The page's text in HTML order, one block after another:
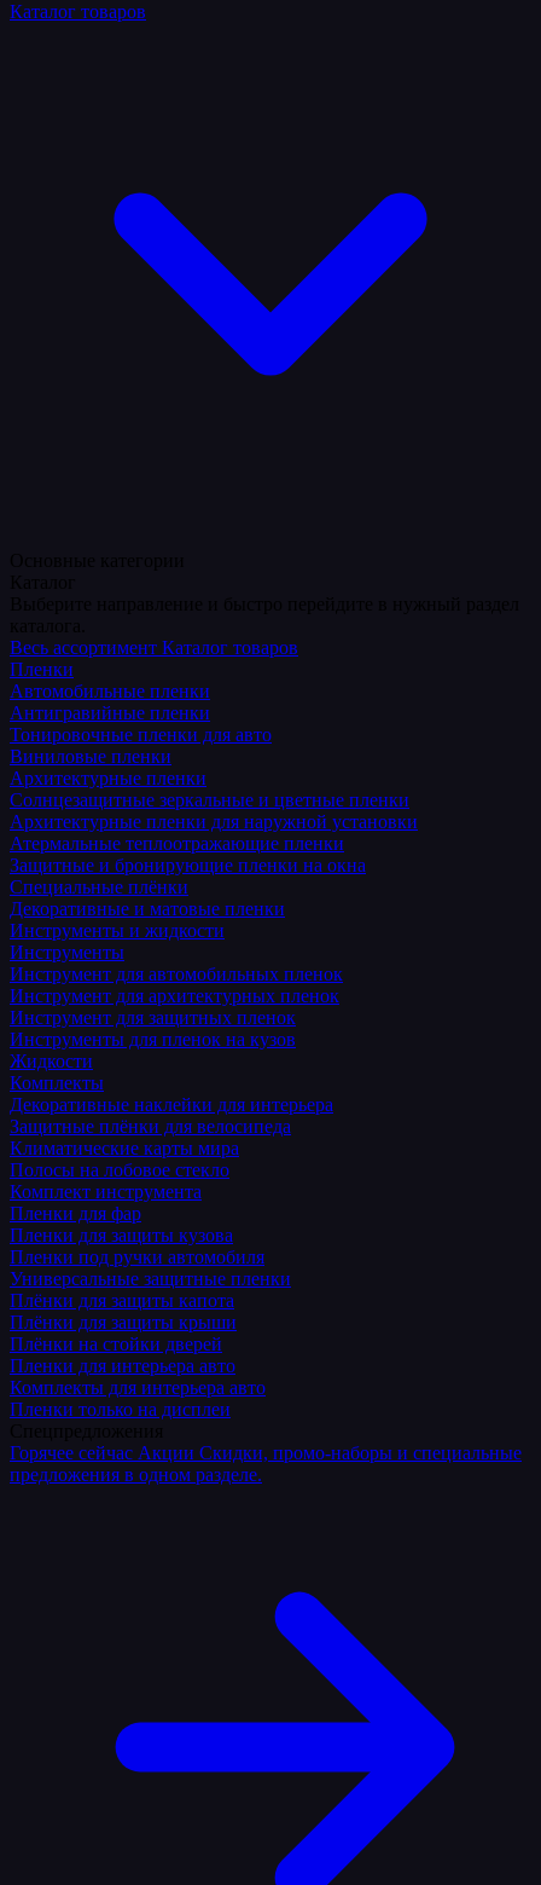
Каталог товаров
Весь ассортимент Каталог товаров
Пленки
Автомобильные пленки
Антигравийные пленки
Тонировочные пленки для авто
Виниловые пленки
Архитектурные пленки
Солнцезащитные зеркальные и цветные пленки
Архитектурные пленки для наружной установки
Атермальные теплоотражающие пленки
Защитные и бронирующие пленки на окна
Специальные плёнки
Декоративные и матовые пленки
Инструменты и жидкости
Инструменты
Инструмент для автомобильных пленок
Инструмент для архитектурных пленок
Инструмент для защитных пленок
Инструменты для пленок на кузов
Жидкости
Комплекты
Декоративные наклейки для интерьера
Защитные плёнки для велосипеда
Климатические карты мира
Полосы на лобовое стекло
Комплект инструмента
Пленки для фар
Пленки для защиты кузова
Пленки под ручки автомобиля
Универсальные защитные пленки
Плёнки для защиты капота
Плёнки для защиты крыши
Плёнки на стойки дверей
Пленки для интерьера авто
Комплекты для интерьера авто
Пленки только на дисплеи
Горячее сейчас Акции Скидки, промо-наборы и специальные
предложения в одном разделе.